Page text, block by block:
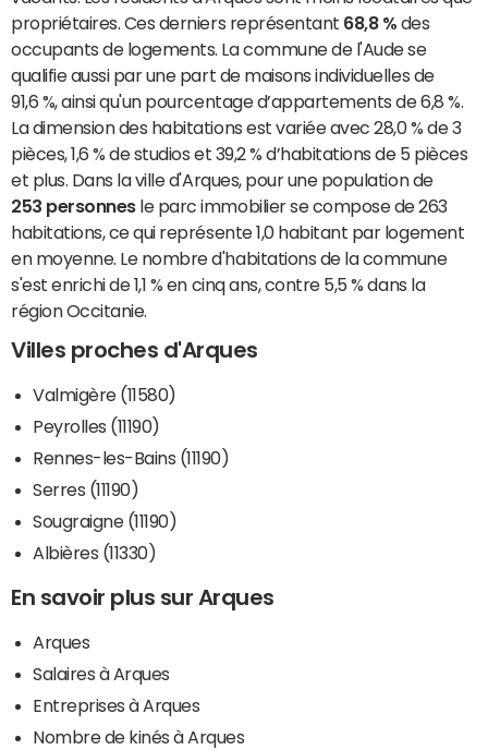
propriétaires. Ces derniers représentant 68,8 % des
occupants de logements. La commune de l'Aude se
qualifie aussi par une part de maisons individuelles de
91,6 %, ainsi qu'un pourcentage d’appartements de 6,8 %.
La dimension des habitations est variée avec 28,0 % de 3
pièces, 1,6 % de studios et 39,2 % d’habitations de 5 pièces
et plus. Dans la ville d'Arques, pour une population de
253 personnesle parc immobilier se compose de 263
habitations, ce qui représente 1,0 habitant par logement
en moyenne. Le nombre d'habitations de la commune
s'est enrichi de 1,1 % en cinq ans, contre 5,5 % dans la
région Occitanie.
Villes proches d'Arques
Valmigère (11580)
Peyrolles (11190)
Rennes-les-Bains (11190)
Serres (11190)
Sougraigne (11190)
Albières (11330)
En savoir plus sur Arques
Arques
Salaires à Arques
Entreprises à Arques
Nombre de kinés à Arques